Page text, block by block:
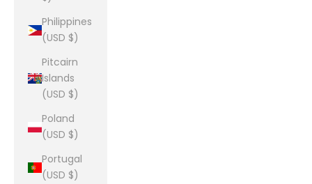
Philippines
(USD $)
Pitcairn
Islands
(USD $)
Poland
(USD $)
Portugal
(USD $)